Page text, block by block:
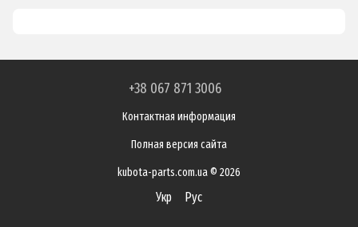
+38 067 871 3006
Контактная информация
Полная версия сайта
kubota-parts.com.ua © 2026
Укр Рус